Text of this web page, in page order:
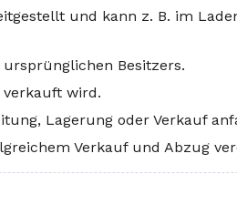
und kann z. B. im
Besitzers.
wird.
Lagerung oder Verkauf
Verkauf und Abzug